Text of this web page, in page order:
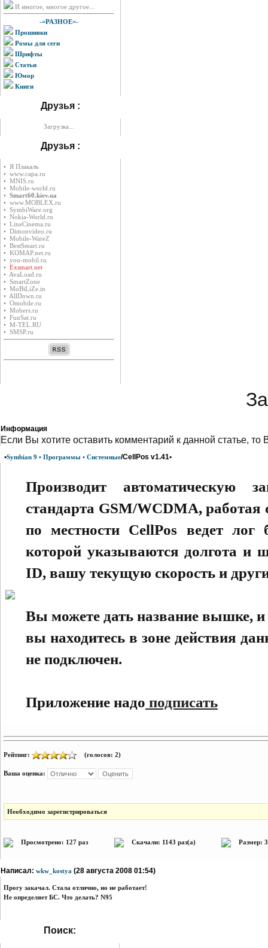
И многое, многое другое...
-=РАЗНОЕ=-
Прошивки
Ромы для сеги
Шрифты
Статьи
Юмор
Книги
Друзья :
Загрузка...
Друзья :
• Я Плакалъ
• www.capa.ru
• MNIS.ru
• Mobile-world.ru
• Smart60.kiev.ua
• www.MOBLEX.ru
• SymbiWare.org
• Nokia-World.ru
• LineCinema.ru
• Dimonvideo.ru
• Mobile-WareZ
• BestSmart.ru
• KOMAP.net.ru
• you-mobil.ru
• Exsmart.net
• AvaLoad.ru
• SmartZone
• MoBiLiZe.in
• AllDown.ru
• Оmobile.ru
• Mobers.ru
• FunSat.ru
• M-TEL.RU
• SMSP.ru
Информация
Eсли Вы хотите оставить комментарий к данной статье,
•Symbian 9 • Программы • Системные/CellPos v1.41•
Производит автоматическую
стандарта GSM/WCDMA,
по местности CellPos ведет
которой указываются долгота и
ID, вашу текущую скорость и
Вы можете дать название вышке, и
вы находитесь в зоне действия
не подключен.
Приложение надо подписать
Рейтинг: (голосов: 2)
Ваша оценка:
Необходимо зарегистрироваться
Просмотрено: 127 раз Скачали: 1143 раз(а) Размер:
Написал: wkw_kostya (28 августа 2008 01:54)
Прогу закачал. Стала отлично, но не работает!
Не определяет БС. Что делать? N95
Поиск: